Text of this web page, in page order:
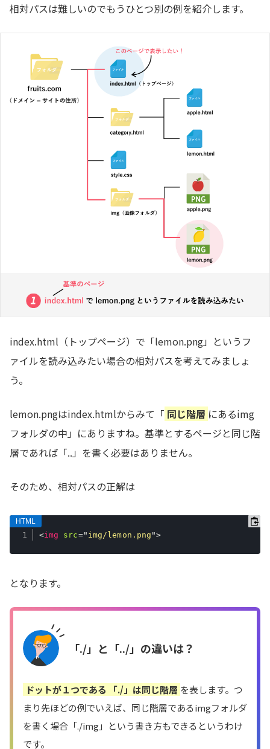
相対パスは難しいのでもうひとつ別の例を紹介します。
index.html（トップページ）で「lemon.png」というフ
ァイルを読み込みたい場合の相対パスを考えてみましょ
う。
lemon.pngはindex.htmlからみて「 同じ階層 にあるimg
フォルダの中」にありますね。基準とするページと同じ階
層であれば「..」を書く必要はありません。
そのため、相対パスの正解は
<img src=" img/lemon.png ">
となります。
「./」と「../」の違いは？
ドットが１つである 「./」は同じ階層 を表します。つ
まり先ほどの例でいえば、同じ階層であるimgフォルダ
を書く場合「./img」という書き方もできるというわけ
です。